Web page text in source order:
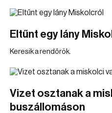
Eltűnt egy lány
Keresik a rendőrök.
Vizet osztanak a
buszállomáson